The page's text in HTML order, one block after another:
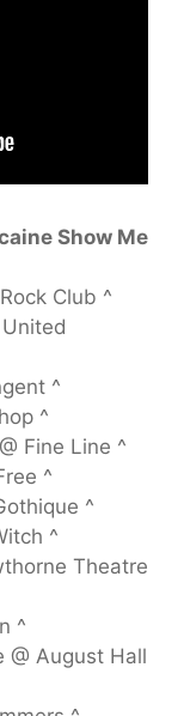
Show Me
Club ^
^
^
Fine Line ^
^
^
^
Theatre
^
@ August Hall